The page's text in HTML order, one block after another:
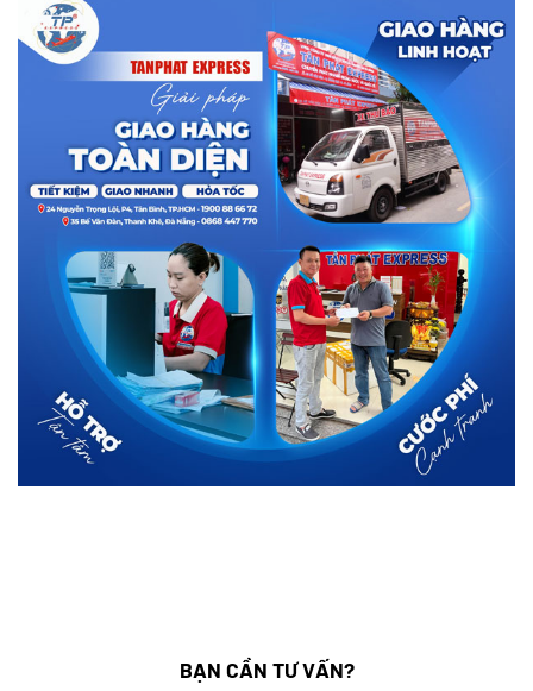
BẠN CẦN TƯ VẤN?